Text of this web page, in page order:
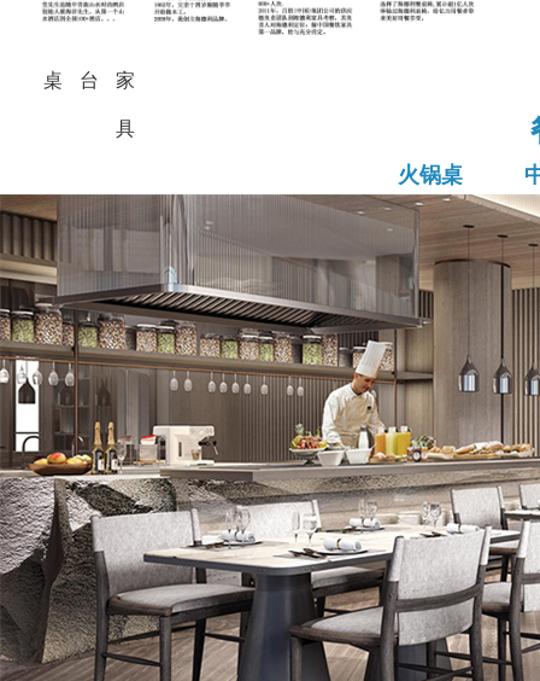
桌 台 家
具
式
火锅桌